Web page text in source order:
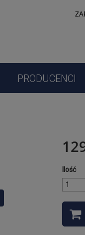
PRODUCENCI
Ilość